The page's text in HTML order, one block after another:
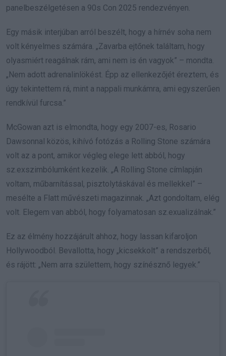
panelbeszélgetésen a 90s Con 2025 rendezvényen.
Egy másik interjúban arról beszélt, hogy a hírnév soha nem
volt kényelmes számára. „Zavarba ejtőnek találtam, hogy
olyasmiért reagálnak rám, ami nem is én vagyok” – mondta.
„Nem adott adrenalinlökést. Épp az ellenkezőjét éreztem, és
úgy tekintettem rá, mint a nappali munkámra, ami egyszerűen
rendkívül furcsa.”
McGowan azt is elmondta, hogy egy 2007-es, Rosario
Dawsonnal közös, kihívó fotózás a Rolling Stone számára
volt az a pont, amikor végleg elege lett abból, hogy
sz.exszimbólumként kezelik. „A Rolling Stone címlapján
voltam, műbarnítással, pisztolytáskával és mellekkel” –
mesélte a Flatt művészeti magazinnak. „Azt gondoltam, elég
volt. Elegem van abból, hogy folyamatosan sz.exualizálnak.”
Ez az élmény hozzájárult ahhoz, hogy lassan kifaroljon
Hollywoodból. Bevallotta, hogy „kicsekkolt” a rendszerből,
és rájött: „Nem arra születtem, hogy színésznő legyek.”